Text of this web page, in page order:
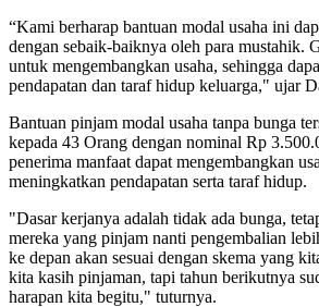
“Kami berharap bantuan modal usaha ini
dengan sebaik-baiknya oleh para mustahik.
untuk mengembangkan usaha, sehingga
pendapatan dan taraf hidup keluarga," ujar
Bantuan pinjam modal usaha tanpa bunga
kepada 43 Orang dengan nominal Rp
penerima manfaat dapat mengembangkan
meningkatkan pendapatan serta taraf hidup.
"Dasar kerjanya adalah tidak ada bunga,
mereka yang pinjam nanti pengembalian
ke depan akan sesuai dengan skema yang
kita kasih pinjaman, tapi tahun berikutnya
harapan kita begitu," tuturnya.